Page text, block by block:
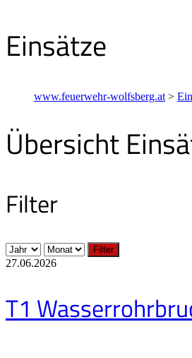
Einsätze
www.feuerwehr-wolfsberg.at >
Übersicht
Filter
Filter
27.06.2026
T1